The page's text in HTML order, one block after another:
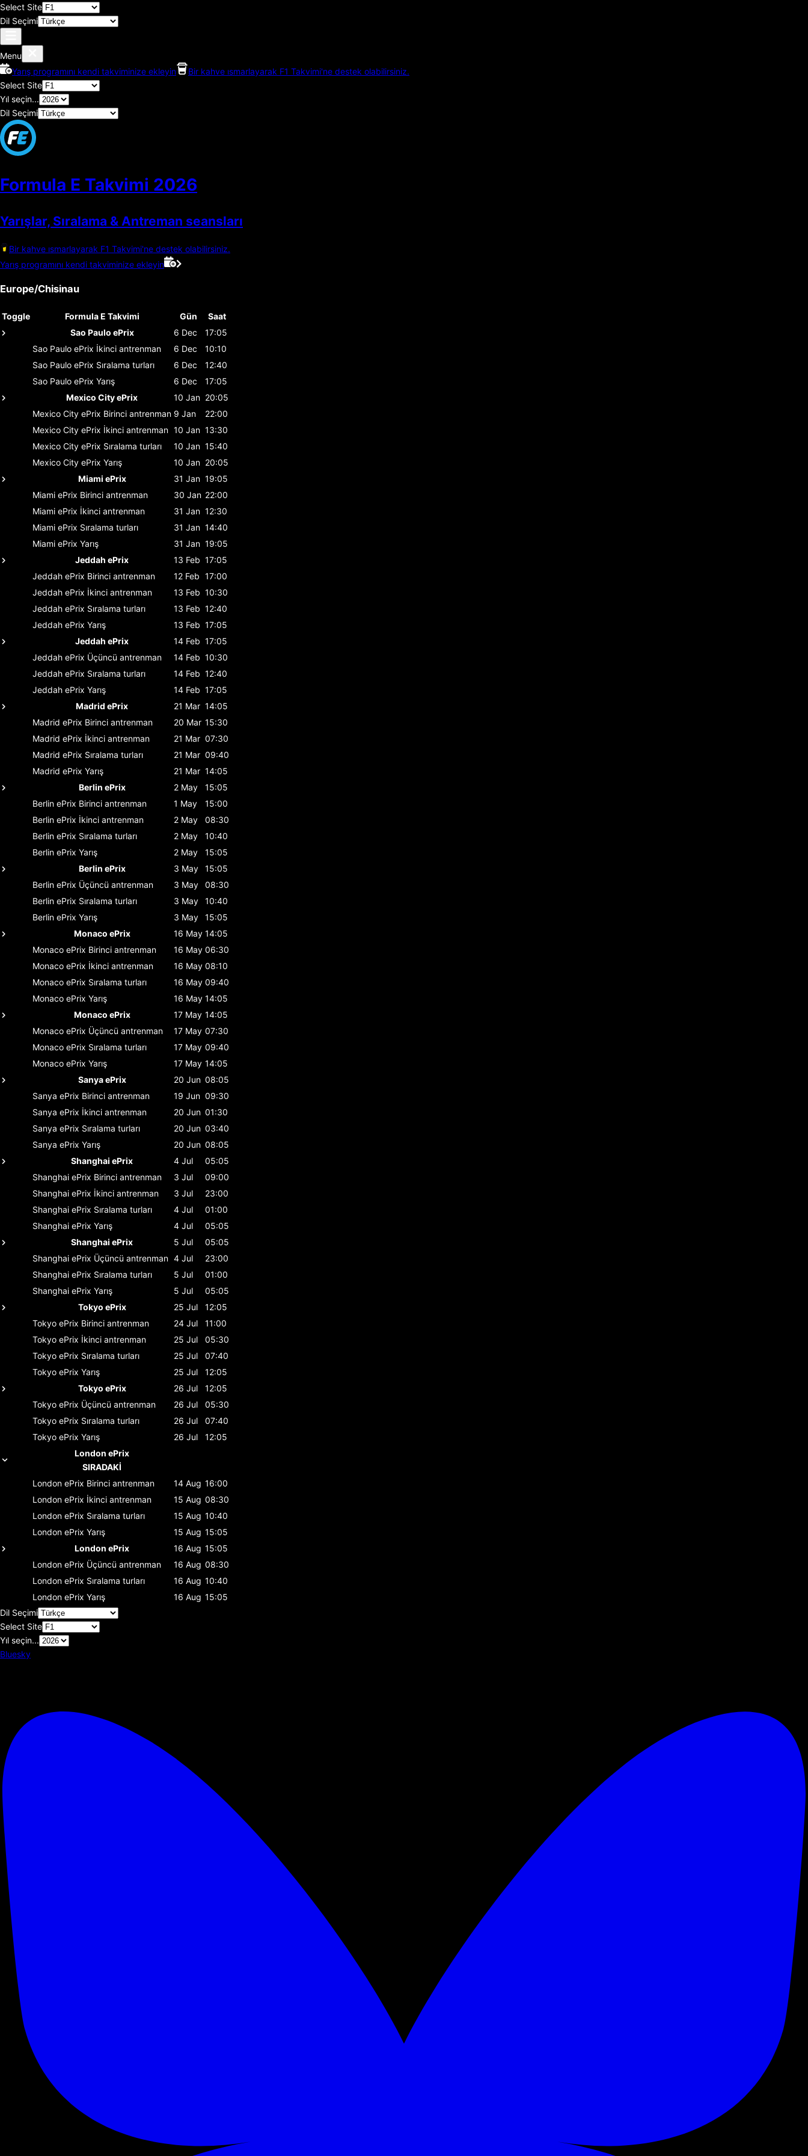
Select Site
Dil Seçimi
Menu
Yarış programını kendi takviminize ekleyin
Bir kahve ısmarlayarak F1 Takvimi'ne destek olabilirsiniz.
Select Site
Yıl seçin...
Dil Seçimi
Formula E Takvimi 2026
Yarışlar, Sıralama & Antreman seansları
Bir kahve ısmarlayarak F1 Takvimi'ne destek olabilirsiniz.
Yarış programını kendi takviminize ekleyin
Europe/Chisinau
Toggle Formula E Takvimi Gün
Saat
Sao Paulo ePrix
6 Dec
17:05
Sao Paulo ePrix İkinci antrenman 6 Dec
10:10
Sao Paulo ePrix Sıralama turları 6 Dec
12:40
Sao Paulo ePrix Yarış 6 Dec
17:05
Mexico City ePrix
10 Jan 20:05
Mexico City ePrix Birinci antrenman 9 Jan
22:00
Mexico City ePrix İkinci antrenman 10 Jan 13:30
Mexico City ePrix Sıralama turları 10 Jan 15:40
Mexico City ePrix Yarış 10 Jan 20:05
Miami ePrix
31 Jan 19:05
Miami ePrix Birinci antrenman 30 Jan 22:00
Miami ePrix İkinci antrenman 31 Jan 12:30
Miami ePrix Sıralama turları 31 Jan 14:40
Miami ePrix Yarış 31 Jan 19:05
Jeddah ePrix
13 Feb 17:05
Jeddah ePrix Birinci antrenman 12 Feb 17:00
Jeddah ePrix İkinci antrenman 13 Feb 10:30
Jeddah ePrix Sıralama turları 13 Feb 12:40
Jeddah ePrix Yarış 13 Feb 17:05
Jeddah ePrix
14 Feb 17:05
Jeddah ePrix Üçüncü antrenman 14 Feb 10:30
Jeddah ePrix Sıralama turları 14 Feb 12:40
Jeddah ePrix Yarış 14 Feb 17:05
Madrid ePrix
21 Mar 14:05
Madrid ePrix Birinci antrenman 20 Mar 15:30
Madrid ePrix İkinci antrenman 21 Mar 07:30
Madrid ePrix Sıralama turları 21 Mar 09:40
Madrid ePrix Yarış 21 Mar 14:05
Berlin ePrix
2 May
15:05
Berlin ePrix Birinci antrenman 1 May
15:00
Berlin ePrix İkinci antrenman 2 May
08:30
Berlin ePrix Sıralama turları 2 May
10:40
Berlin ePrix Yarış 2 May
15:05
Berlin ePrix
3 May
15:05
Berlin ePrix Üçüncü antrenman 3 May
08:30
Berlin ePrix Sıralama turları 3 May
10:40
Berlin ePrix Yarış 3 May
15:05
Monaco ePrix
16 May 14:05
Monaco ePrix Birinci antrenman 16 May 06:30
Monaco ePrix İkinci antrenman 16 May 08:10
Monaco ePrix Sıralama turları 16 May 09:40
Monaco ePrix Yarış 16 May 14:05
Monaco ePrix
17 May 14:05
Monaco ePrix Üçüncü antrenman 17 May 07:30
Monaco ePrix Sıralama turları 17 May 09:40
Monaco ePrix Yarış 17 May 14:05
Sanya ePrix
20 Jun 08:05
Sanya ePrix Birinci antrenman 19 Jun 09:30
Sanya ePrix İkinci antrenman 20 Jun 01:30
Sanya ePrix Sıralama turları 20 Jun 03:40
Sanya ePrix Yarış 20 Jun 08:05
Shanghai ePrix
4 Jul
05:05
Shanghai ePrix Birinci antrenman 3 Jul
09:00
Shanghai ePrix İkinci antrenman 3 Jul
23:00
Shanghai ePrix Sıralama turları 4 Jul
01:00
Shanghai ePrix Yarış 4 Jul
05:05
Shanghai ePrix
5 Jul
05:05
Shanghai ePrix Üçüncü antrenman 4 Jul
23:00
Shanghai ePrix Sıralama turları 5 Jul
01:00
Shanghai ePrix Yarış 5 Jul
05:05
Tokyo ePrix
25 Jul
12:05
Tokyo ePrix Birinci antrenman 24 Jul
11:00
Tokyo ePrix İkinci antrenman 25 Jul
05:30
Tokyo ePrix Sıralama turları 25 Jul
07:40
Tokyo ePrix Yarış 25 Jul
12:05
Tokyo ePrix
26 Jul
12:05
Tokyo ePrix Üçüncü antrenman 26 Jul
05:30
Tokyo ePrix Sıralama turları 26 Jul
07:40
Tokyo ePrix Yarış 26 Jul
12:05
London ePrix
SIRADAKİ
London ePrix Birinci antrenman 14 Aug 16:00
London ePrix İkinci antrenman 15 Aug 08:30
London ePrix Sıralama turları 15 Aug 10:40
London ePrix Yarış 15 Aug 15:05
London ePrix
16 Aug 15:05
London ePrix Üçüncü antrenman 16 Aug 08:30
London ePrix Sıralama turları 16 Aug 10:40
London ePrix Yarış 16 Aug 15:05
Dil Seçimi
Select Site
Yıl seçin...
Bluesky